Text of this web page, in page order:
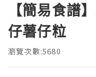
【簡易食譜
仔薯仔粒
瀏覽次數:5680